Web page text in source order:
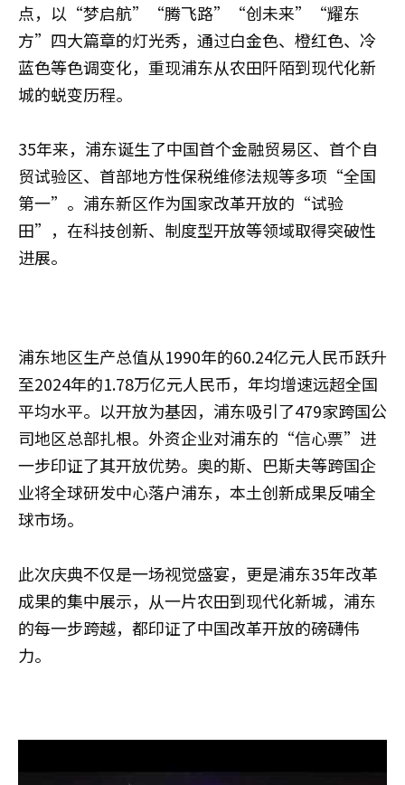
点，以“梦启航”“腾飞路”“创未来”“耀东
方”四大篇章的灯光秀，通过白金色、橙红色、冷
蓝色等色调变化，重现浦东从农田阡陌到现代化新
城的蜕变历程。
35年来，浦东诞生了中国首个金融贸易区、首个自
贸试验区、首部地方性保税维修法规等多项“全国
第一”。浦东新区作为国家改革开放的“试验
田”，在科技创新、制度型开放等领域取得突破性
进展。
浦东地区生产总值从1990年的60.24亿元人民币跃升
至2024年的1.78万亿元人民币，年均增速远超全国
平均水平。以开放为基因，浦东吸引了479家跨国公
司地区总部扎根。外资企业对浦东的“信心票”进
一步印证了其开放优势。奥的斯、巴斯夫等跨国企
业将全球研发中心落户浦东，本土创新成果反哺全
球市场。
此次庆典不仅是一场视觉盛宴，更是浦东35年改革
成果的集中展示，从一片农田到现代化新城，浦东
的每一步跨越，都印证了中国改革开放的磅礴伟
力。